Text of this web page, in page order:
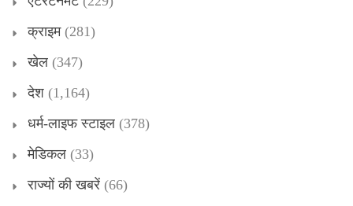
क्राइम(281)
खेल (347)
देश (1,164)
धर्म-लाइफ स्टाइल (378)
मेडिकल (33)
राज्यों की खबरें (66)